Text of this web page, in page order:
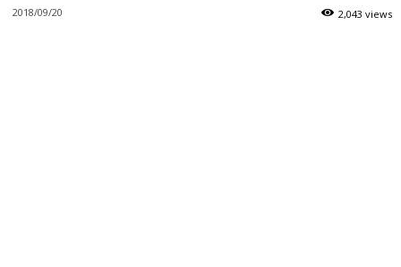
2018/09/20 2,043 views